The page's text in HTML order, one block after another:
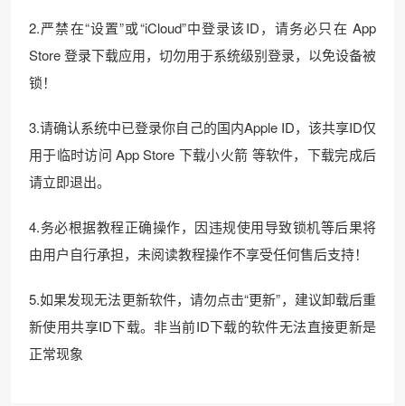
2.严禁在“设置”或“iCloud”中登录该ID，请务必只在 App
Store 登录下载应用，切勿用于系统级别登录，以免设备被
锁！
3.请确认系统中已登录你自己的国内Apple ID，该共享ID仅
用于临时访问 App Store 下载小火箭 等软件，下载完成后
请立即退出。
4.务必根据教程正确操作，因违规使用导致锁机等后果将
由用户自行承担，未阅读教程操作不享受任何售后支持！
5.如果发现无法更新软件，请勿点击“更新”，建议卸载后重
新使用共享ID下载。非当前ID下载的软件无法直接更新是
正常现象